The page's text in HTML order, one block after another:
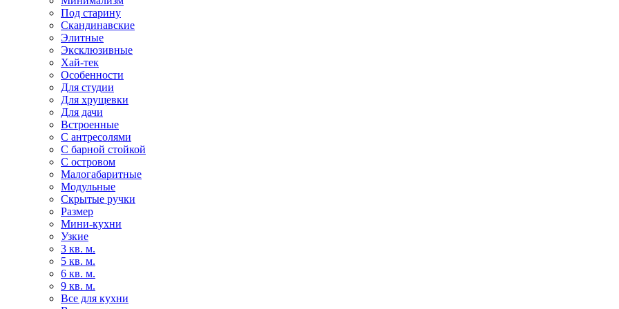
Под старину
Скандинавские
Элитные
Эксклюзивные
Хай-тек
Особенности
Для студии
Для хрущевки
Для дачи
Встроенные
С антресолями
С барной стойкой
С островом
Малогабаритные
Модульные
Скрытые ручки
Размер
Мини-кухни
Узкие
3 кв. м.
5 кв. м.
6 кв. м.
9 кв. м.
Все для кухни